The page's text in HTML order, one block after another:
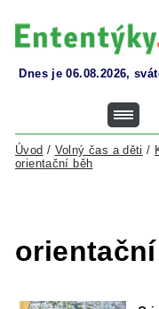
Dnes je 06.08.2026,
Úvod / Volný čas a děti /
orientační běh